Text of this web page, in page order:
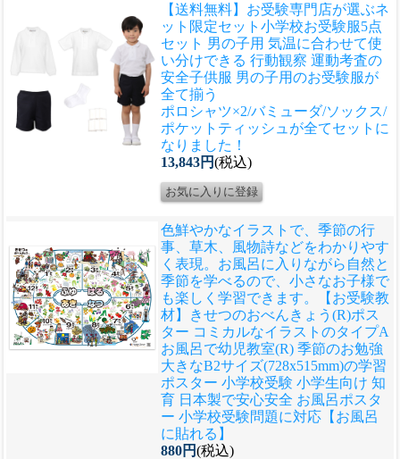
【送料無料】お受験専門店が選ぶネ
ット限定セット 小学校お受験服5点
セット 男の子用 気温に合わせて使
い分けできる 行動観察 運動考査の
安全子供服 男の子用のお受験服が
全て揃う
ポロシャツ×2/バミューダ/ソックス/
ポケットティッシュが全てセットに
なりました！
13,843円(税込)
色鮮やかなイラストで、季節の行
事、草木、風物詩などをわかりやす
く表現。お風呂に入りながら自然と
季節を学べるので、小さなお子様で
も楽しく学習できます。
【お受験教
材】きせつのおべんきょう(R)ポス
ター コミカルなイラストのタイプA
お風呂で幼児教室(R) 季節のお勉強
大きなB2サイズ(728x515mm)の学習
ポスター 小学校受験 小学生向け 知
育 日本製で安心安全 お風呂ポスタ
ー 小学校受験問題に対応【お風呂
に貼れる】
880円(税込)